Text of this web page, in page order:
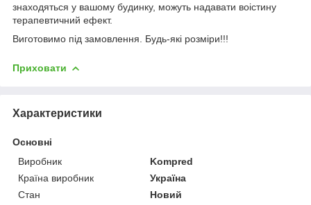
знаходяться у вашому будинку, можуть надавати воістину
терапевтичний ефект.
Виготовимо під замовлення. Будь-які розміри!!!
Приховати
Характеристики
Основні
Виробник
Kompred
Країна виробник
Україна
Стан
Новий